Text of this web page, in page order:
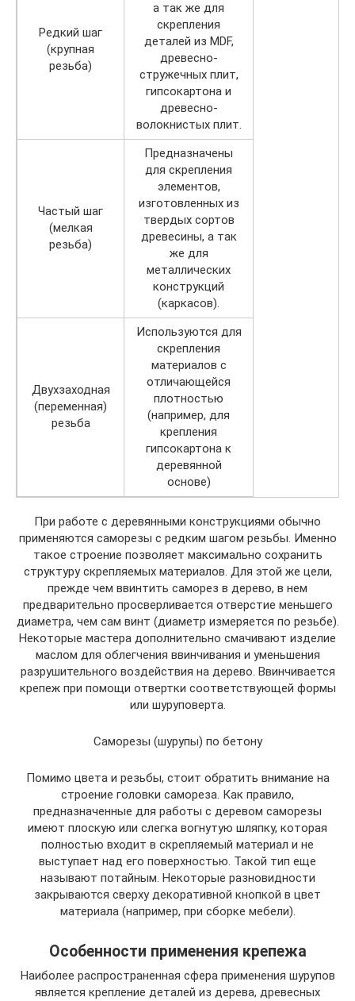
Редкий шаг
(крупная
резьба)
а так же для
скрепления
деталей из MDF,
древесно-
стружечных плит,
гипсокартона и
древесно-
волокнистых плит.
Частый шаг
(мелкая
резьба)
Предназначены
для скрепления
элементов,
изготовленных из
твердых сортов
древесины, а так
же для
металлических
конструкций
(каркасов).
Двухзаходная
(переменная)
резьба
Используются для
скрепления
материалов с
отличающейся
плотностью
(например, для
крепления
гипсокартона к
деревянной
основе)
При работе с деревянными конструкциями обычно
применяются саморезы с редким шагом резьбы. Именно
такое строение позволяет максимально сохранить
структуру скрепляемых материалов. Для этой же цели,
прежде чем ввинтить саморез в дерево, в нем
предварительно просверливается отверстие меньшего
диаметра, чем сам винт (диаметр измеряется по резьбе).
Некоторые мастера дополнительно смачивают изделие
маслом для облегчения ввинчивания и уменьшения
разрушительного воздействия на дерево. Ввинчивается
крепеж при помощи отвертки соответствующей формы
или шуруповерта.
Саморезы (шурупы) по бетону
Помимо цвета и резьбы, стоит обратить внимание на
строение головки самореза. Как правило,
предназначенные для работы с деревом саморезы
имеют плоскую или слегка вогнутую шляпку, которая
полностью входит в скрепляемый материал и не
выступает над его поверхностью. Такой тип еще
называют потайным. Некоторые разновидности
закрываются сверху декоративной кнопкой в цвет
материала (например, при сборке мебели).
Особенности применения крепежа
Наиболее распространенная сфера применения шурупов
является крепление деталей из дерева, древесных